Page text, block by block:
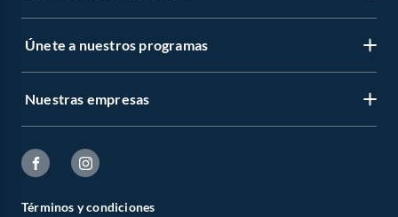
Únete a nuestros programas
Nuestras empresas
Términos y condiciones